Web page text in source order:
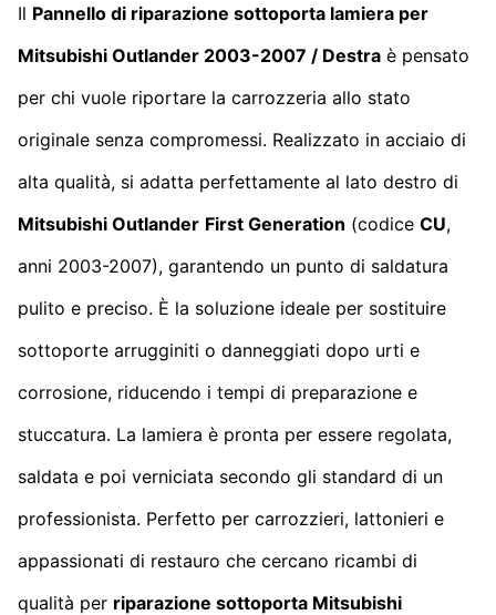
Il Pannello di riparazione sottoporta lamiera per
Mitsubishi Outlander 2003-2007 / Destra è pensato
per chi vuole riportare la carrozzeria allo stato
originale senza compromessi. Realizzato in acciaio di
alta qualità, si adatta perfettamente al lato destro di
Mitsubishi Outlander First Generation (codice CU,
anni 2003-2007), garantendo un punto di saldatura
pulito e preciso. È la soluzione ideale per sostituire
sottoporte arrugginiti o danneggiati dopo urti e
corrosione, riducendo i tempi di preparazione e
stuccatura. La lamiera è pronta per essere regolata,
saldata e poi verniciata secondo gli standard di un
professionista. Perfetto per carrozzieri, lattonieri e
appassionati di restauro che cercano ricambi di
qualità per riparazione sottoporta Mitsubishi